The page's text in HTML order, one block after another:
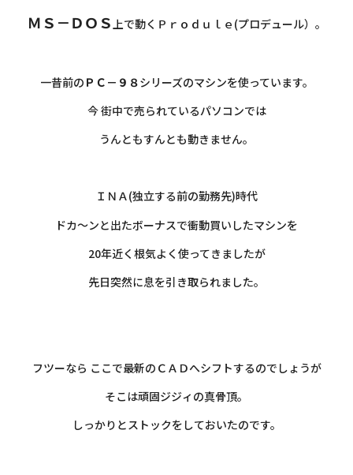
お知らせ
ＭＳ－ＤＯＳ上で動くＰｒｏｄｕｌｅ(プロデュール）。
一昔前の ＰＣ－９８シリーズのマシンを使っています。
今 街中で売られているパソコンでは
うんともすんとも動きません。
ＩＮＡ(独立する前の勤務先)時代
ドカ～ンと出たボーナスで衝動買いしたマシンを
20年近く根気よく使ってきましたが
先日突然に息を引き取られました。
フツーなら ここで最新のＣＡＤへシフトするのでしょうが
そこは頑固ジジィの真骨頂。
しっかりとストックをしておいたのです。